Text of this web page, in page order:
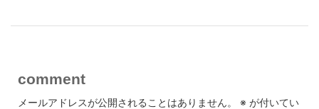
comment
メールアドレスが公開されることはありません。 ※ が付いてい